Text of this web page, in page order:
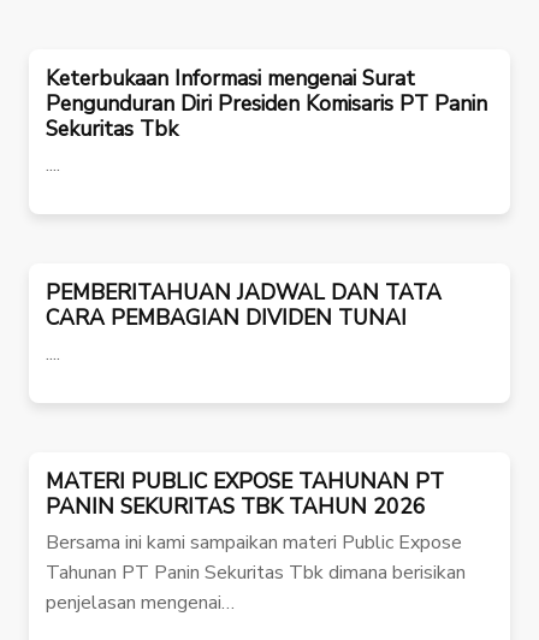
Keterbukaan Informasi mengenai Surat
Pengunduran Diri Presiden Komisaris PT Panin
Sekuritas Tbk
....
PEMBERITAHUAN JADWAL DAN TATA
CARA PEMBAGIAN DIVIDEN TUNAI
....
MATERI PUBLIC EXPOSE TAHUNAN PT
PANIN SEKURITAS TBK TAHUN 2026
Bersama ini kami sampaikan materi Public Expose
Tahunan PT Panin Sekuritas Tbk dimana berisikan
penjelasan mengenai…